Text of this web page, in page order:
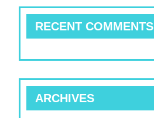
RECENT COMMENTS
ARCHIVES